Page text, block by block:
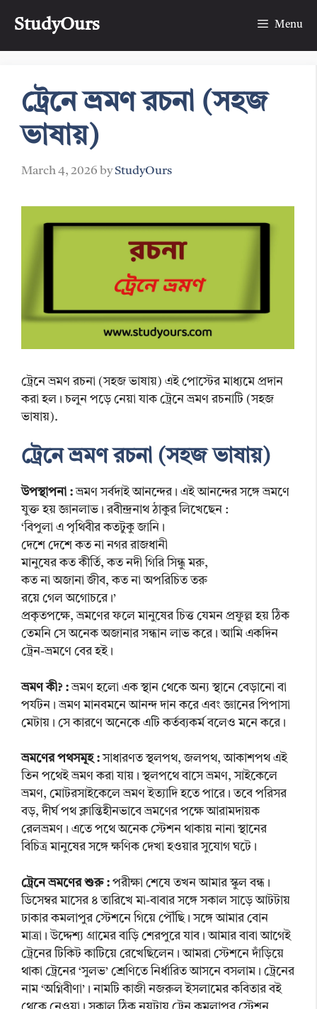
StudyOurs Menu
ট্রেনে ভ্রমণ রচনা (সহজ
ভাষায়)
March 4, 2026 byStudyOurs
ট্রেনে ভ্রমণ রচনা (সহজ ভাষায়) এই পোস্টের মাধ্যমে প্রদান
করা হল। চলুন পড়ে নেয়া যাক ট্রেনে ভ্রমণ রচনাটি (সহজ
ভাষায়).
ট্রেনে ভ্রমণ রচনা (সহজ ভাষায়)
উপস্থাপনা :ভ্রমণ সর্বদাই আনন্দের। এই আনন্দের সঙ্গে ভ্রমণে
যুক্ত হয় জ্ঞানলাভ। রবীন্দ্রনাথ ঠাকুর লিখেছেন :
‘বিপুলা এ পৃথিবীর কতটুকু জানি।
দেশে দেশে কত না নগর রাজধানী
মানুষের কত কীর্তি, কত নদী গিরি সিন্ধু মরু,
কত না অজানা জীব, কত না অপরিচিত তরু
রয়ে গেল অগোচরে।’
প্রকৃতপক্ষে, ভ্রমণের ফলে মানুষের চিত্ত যেমন প্রফুল্ল হয় ঠিক
তেমনি সে অনেক অজানার সন্ধান লাভ করে। আমি একদিন
ট্রেন-ভ্রমণে বের হই।
ভ্রমণ কী? :ভ্রমণ হলো এক স্থান থেকে অন্য স্থানে বেড়ানো বা
পর্যটন। ভ্রমণ মানবমনে আনন্দ দান করে এবং জ্ঞানের পিপাসা
মেটায়। সে কারণে অনেকে এটি কর্তব্যকর্ম বলেও মনে করে।
ভ্রমণের পথসমূহ :সাধারণত স্থলপথ, জলপথ, আকাশপথ এই
তিন পথেই ভ্রমণ করা যায়। স্থলপথে বাসে ভ্রমণ, সাইকেলে
ভ্রমণ, মোটরসাইকেলে ভ্রমণ ইত্যাদি হতে পারে। তবে পরিসর
বড়, দীর্ঘ পথ ক্লান্তিহীনভাবে ভ্রমণের পক্ষে আরামদায়ক
রেলভ্রমণ। এতে পথে অনেক স্টেশন থাকায় নানা স্থানের
বিচিত্র মানুষের সঙ্গে ক্ষণিক দেখা হওয়ার সুযোগ ঘটে।
ট্রেনে ভ্রমণের শুরু : পরীক্ষা শেষে তখন আমার স্কুল বন্ধ।
ডিসেম্বর মাসের ৪ তারিখে মা-বাবার সঙ্গে সকাল সাড়ে আটটায়
ঢাকার কমলাপুর স্টেশনে গিয়ে পৌঁছি। সঙ্গে আমার বোন
মাত্রা। উদ্দেশ্য গ্রামের বাড়ি শেরপুরে যাব। আমার বাবা আগেই
ট্রেনের টিকিট কাটিয়ে রেখেছিলেন। আমরা স্টেশনে দাঁড়িয়ে
থাকা ট্রেনের ‘সুলভ’ শ্রেণিতে নির্ধারিত আসনে বসলাম। ট্রেনের
নাম ‘অগ্নিবীণা’। নামটি কাজী নজরুল ইসলামের কবিতার বই